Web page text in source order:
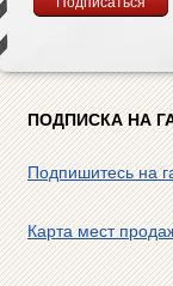
ПОДПИСКА НА
Подпишитесь на
Карта мест